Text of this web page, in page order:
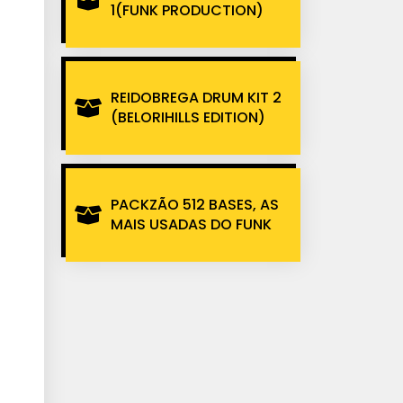
1(FUNK PRODUCTION)
REIDOBREGA DRUM KIT 2
(BELORIHILLS EDITION)
PACKZÃO 512 BASES, AS
MAIS USADAS DO FUNK